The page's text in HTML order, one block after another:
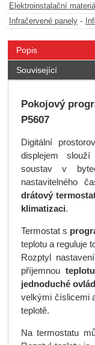
Elektroinstalační materiál
Infračervené panely -
Popis
Související
Pokojový
P5607
Digitální
displejem
soustav v
nastavitelného
drátový
klimatizaci.
Termostat s
teplotu a reguluje
Rozptyl
příjemnou
jednoduché
velkými číslicemi
teplotě.
Na termostatu